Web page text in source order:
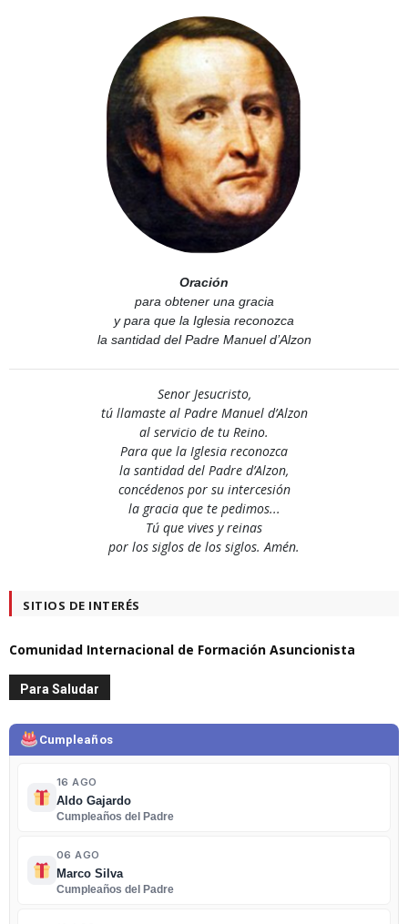
Oración
para obtener una gracia
y para que la Iglesia reconozca
la santidad del Padre Manuel d’Alzon
Senor Jesucristo,
tú llamaste al Padre Manuel d’Alzon
al servicio de tu Reino.
Para que la Iglesia reconozca
la santidad del Padre d’Alzon,
concédenos por su intercesión
la gracia que te pedimos...
Tú que vives y reinas
por los siglos de los siglos. Amén.
SITIOS DE INTERÉS
Comunidad Internacional de Formación Asuncionista
Para Saludar
Cumpleaños
16 AGO
Aldo Gajardo
Cumpleaños del Padre
06 AGO
Marco Silva
Cumpleaños del Padre